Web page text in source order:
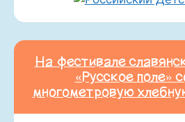
На фестивале
«Русское поле»
многометровую